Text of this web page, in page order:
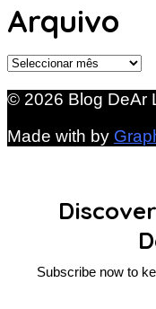
Arquivo
Arquivo
© 2026 Blog DeAr
Made with by
Subscribe now to